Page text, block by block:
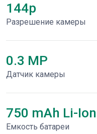
144p
Разрешение камеры
0.3 MP
Датчик камеры
750 mAh Li-Ion
Емкость батареи